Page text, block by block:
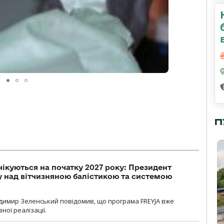
на початку 2027 року: Президент
над вітчизняною балістикою та системою
Зеленський повідомив, що програма FREYJA вже
реалізації.